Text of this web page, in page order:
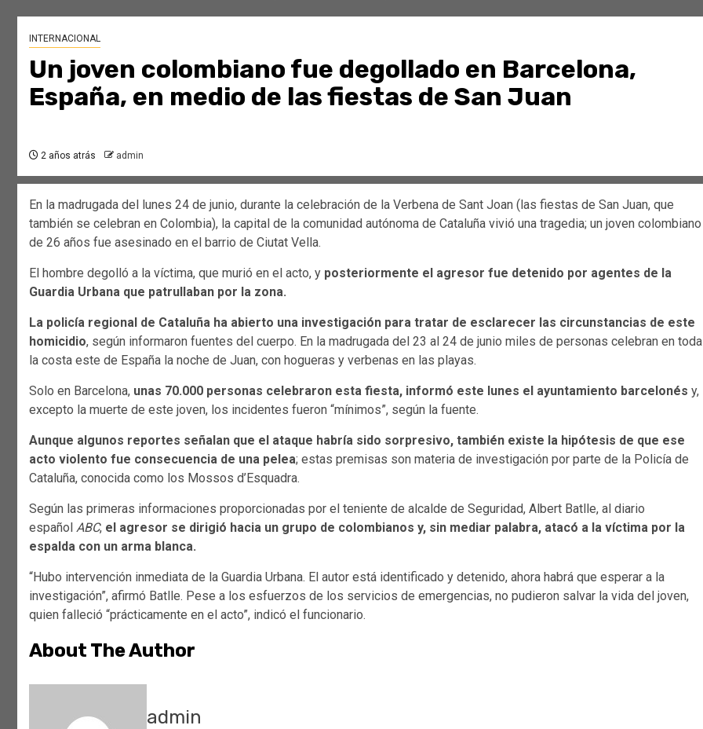
INTERNACIONAL
Un joven colombiano fue degollado en Barcelona,
España, en medio de las fiestas de San Juan
2 años atrás admin
En la madrugada del lunes 24 de junio, durante la celebración de la Verbena de Sant Joan (las fiestas de San Juan, que
también se celebran en Colombia), la capital de la comunidad autónoma de Cataluña vivió una tragedia; un joven colombiano
de 26 años fue asesinado en el barrio de Ciutat Vella.
El hombre degolló a la víctima, que murió en el acto, y posteriormente el agresor fue detenido por agentes de la
Guardia Urbana que patrullaban por la zona.
La policía regional de Cataluña ha abierto una investigación para tratar de esclarecer las circunstancias de este
homicidio, según informaron fuentes del cuerpo. En la madrugada del 23 al 24 de junio miles de personas celebran en toda
la costa este de España la noche de Juan, con hogueras y verbenas en las playas.
Solo en Barcelona, unas 70.000 personas celebraron esta fiesta, informó este lunes el ayuntamiento barcelonés y,
excepto la muerte de este joven, los incidentes fueron “mínimos”, según la fuente.
Aunque algunos reportes señalan que el ataque habría sido sorpresivo, también existe la hipótesis de que ese
acto violento fue consecuencia de una pelea; estas premisas son materia de investigación por parte de la Policía de
Cataluña, conocida como los Mossos d’Esquadra.
Según las primeras informaciones proporcionadas por el teniente de alcalde de Seguridad, Albert Batlle, al diario
español ABC, el agresor se dirigió hacia un grupo de colombianos y, sin mediar palabra, atacó a la víctima por la
espalda con un arma blanca.
“Hubo intervención inmediata de la Guardia Urbana. El autor está identificado y detenido, ahora habrá que esperar a la
investigación”, afirmó Batlle. Pese a los esfuerzos de los servicios de emergencias, no pudieron salvar la vida del joven,
quien falleció “prácticamente en el acto”, indicó el funcionario.
About The Author
admin